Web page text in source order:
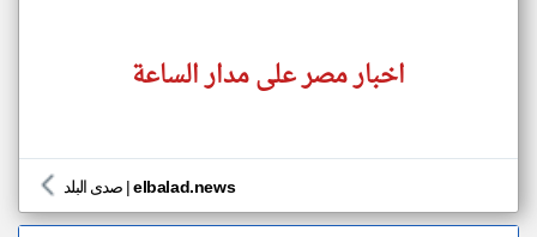
اخبار مصر على مدار الساعة
صدى البلد |elbalad.news